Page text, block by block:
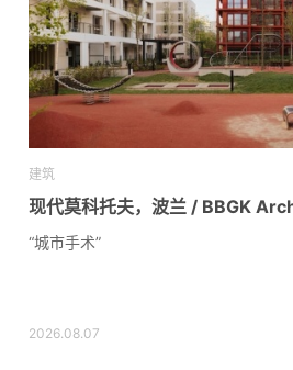
建筑
现代莫科托夫，波兰 / BBGK
“城市手术”
2026.08.07